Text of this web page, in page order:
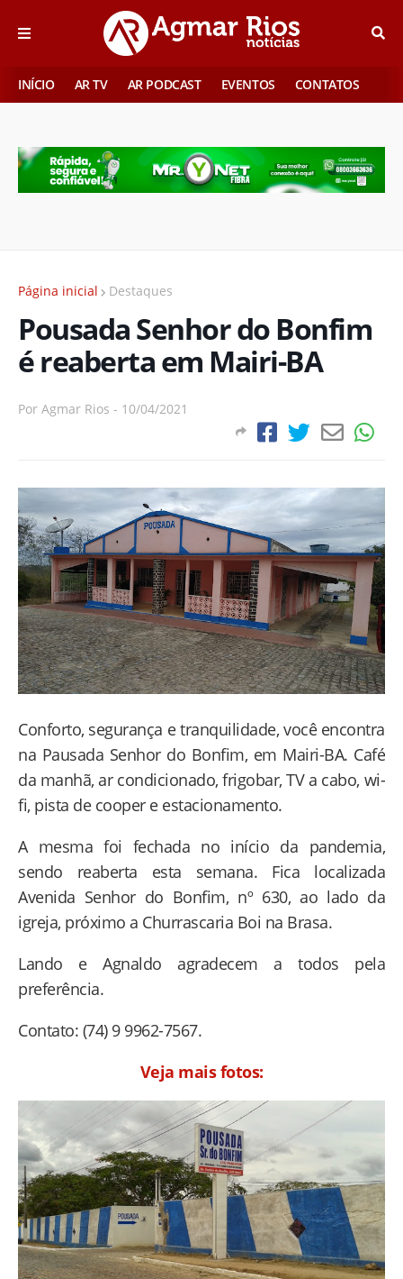
INÍCIO AR TV AR PODCAST EVENTOS CONTATOS
Página inicial Destaques
Pousada Senhor do Bonfim
é reaberta em Mairi-BA
Por Agmar Rios - 10/04/2021
Conforto, segurança e tranquilidade, você encontra
na Pausada Senhor do Bonfim, em Mairi-BA. Café
da manhã, ar condicionado, frigobar, TV a cabo, wi-
fi, pista de cooper e estacionamento.
A mesma foi fechada no início da pandemia,
sendo reaberta esta semana. Fica localizada
Avenida Senhor do Bonfim, nº 630, ao lado da
igreja, próximo a Churrascaria Boi na Brasa.
Lando e Agnaldo agradecem a todos pela
preferência.
Contato: (74) 9 9962-7567.
Veja mais fotos: